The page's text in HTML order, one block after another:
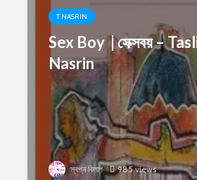
T NASRIN
Sex Boy | সেক্সবয় –
Nasrin
স্বপ্ন বিলাপ 985 views